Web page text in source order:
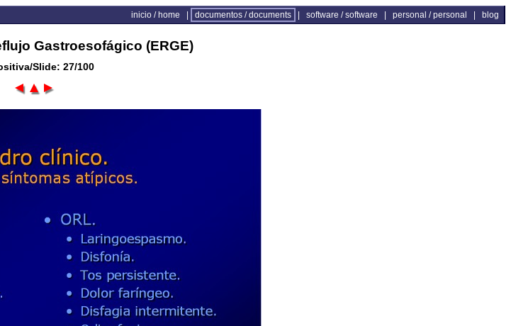
inicio / home documentos / documents software / software personal / personal blog
Gastroesofágico (ERGE)
Slide: 27/100